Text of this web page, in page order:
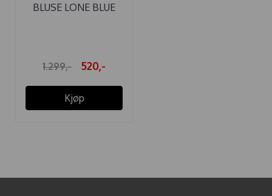
BLUSE LONE BLUE
1.299,- 520,-
Kjøp